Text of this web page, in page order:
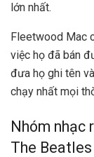
lớn nhất.
Fleetwood Mac
việc họ đã bán
đưa họ ghi tên
chạy nhất mọi
Nhóm nhạc
The Beatles